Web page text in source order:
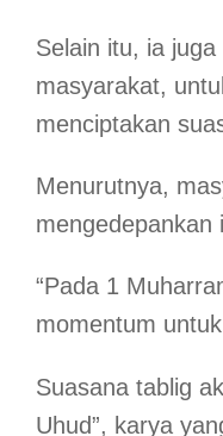
Selain itu, ia
masyarakat,
menciptakan
Menurutnya,
mengedepankan
“Pada 1
momentum
Suasana tablig
Uhud”, karya